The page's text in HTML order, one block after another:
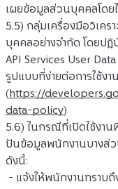
เผยข้อมูลส่วนบุคคลโดย
5.5) กลุ่มเครื่องมือวิเค
บุคคลอย่างจำกัด โดยปฎิ
API Services User
รูปแบบที่ง่ายต่อการใช้งาน
(https://
data-policy)
5.6) ในกรณีที่เปิดใช้งา
ปันข้อมูลพนักงานบางส่ว
ดังนี้:
- แจ้งให้พนักงานทราบ